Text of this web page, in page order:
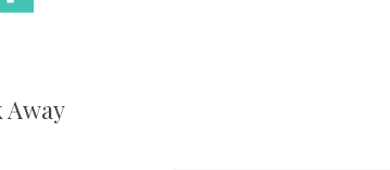
Away